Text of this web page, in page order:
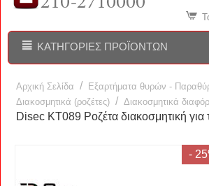
ΚΑΤΗΓΟΡΊΕΣ ΠΡΟΪΌΝΤΩΝ
Αρχική Σελίδα / Εξαρτήματα θυρών -
Διακοσμητικά (ροζέτες) / Διακοσμητικά
Disec KT089 Ροζέτα διακοσμητική
-